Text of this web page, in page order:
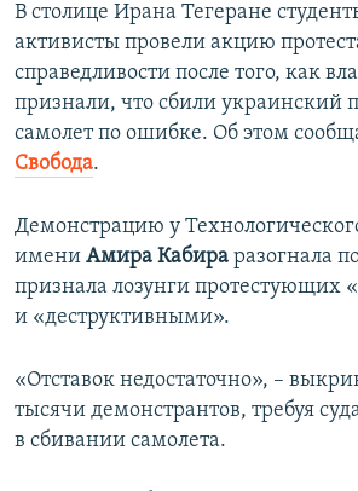
В столице Ирана Тегеране
активисты провели акцию
справедливости после того, как
признали, что сбили украинский
самолет по ошибке. Об этом
Свобода.
Демонстрацию у
имени Амира Кабира разогнала
признала лозунги протестующих
и «деструктивными».
«Отставок недостаточно», –
тысячи демонстрантов, требуя
в сбивании самолета.